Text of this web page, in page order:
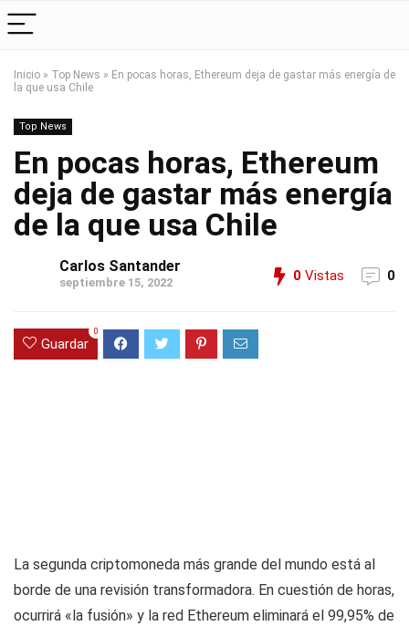
Inicio » Top News » En pocas horas, Ethereum deja de gastar más energía de
la que usa Chile
Top News
En pocas horas, Ethereum
deja de gastar más energía
de la que usa Chile
Carlos Santander
septiembre 15, 2022 0 Vistas 0
Guardar
0
La segunda criptomoneda más grande del mundo está al
borde de una revisión transformadora. En cuestión de horas,
ocurrirá «la fusión» y la red Ethereum eliminará el 99,95% de